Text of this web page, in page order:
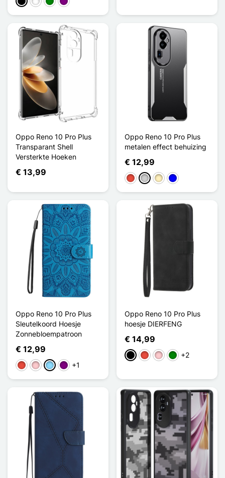
Oppo Reno 10 Pro Plus
Transparant Shell
Versterkte Hoeken
€ 13,99
Oppo Reno 10 Pro Plus
metalen effect behuizing
€ 12,99
RoodZilverGoldenBlauw
Oppo Reno 10 Pro Plus
Sleutelkoord Hoesje
Zonnebloempatroon
€ 12,99
RoodRozeLicht Blauw
Purper
+1
Oppo Reno 10 Pro Plus
hoesje DIERFENG
€ 14,99
ZwartRoodRozeGroen
+2